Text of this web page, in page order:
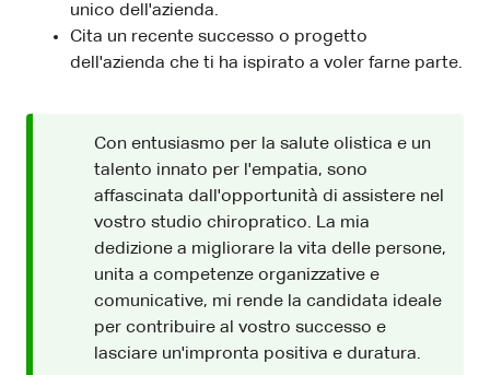
unico dell'azienda.
Cita un recente successo o progetto
dell'azienda che ti ha ispirato a voler farne parte.
Con entusiasmo per la salute olistica e un
talento innato per l'empatia, sono
affascinata dall'opportunità di assistere nel
vostro studio chiropratico. La mia
dedizione a migliorare la vita delle persone,
unita a competenze organizzative e
comunicative, mi rende la candidata ideale
per contribuire al vostro successo e
lasciare un'impronta positiva e duratura.